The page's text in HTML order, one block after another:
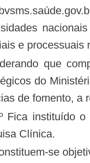
e processuais
do
de fomento, a
Clínica.
se